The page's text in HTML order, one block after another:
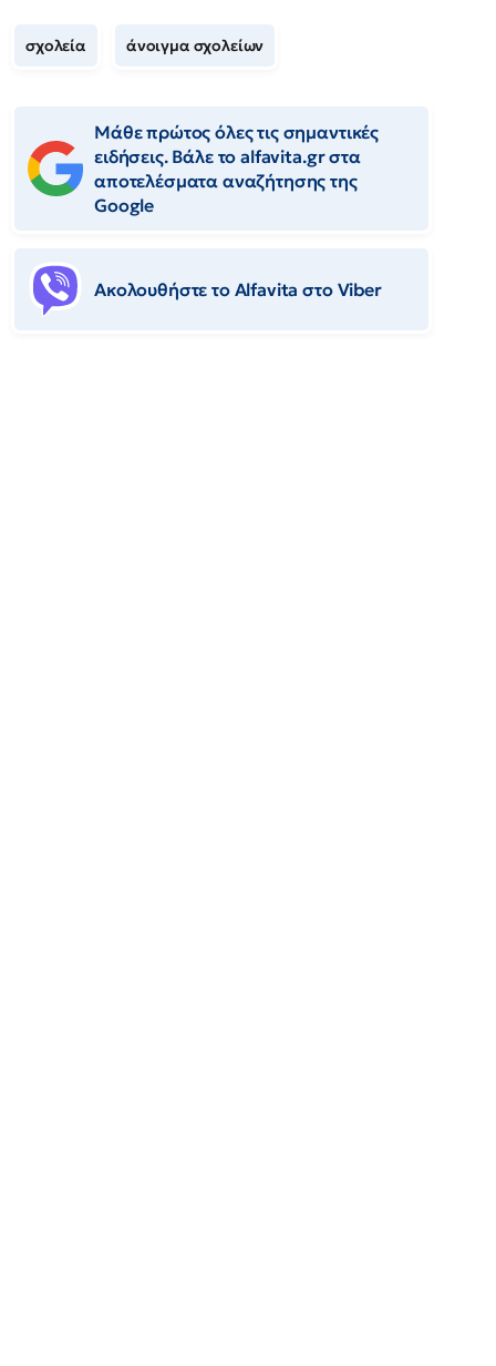
σχολεία άνοιγμα σχολείων
Μάθε πρώτος όλες τις σημαντικές
ειδήσεις. Βάλε το alfavita.gr στα
αποτελέσματα αναζήτησης της
Google
Ακολουθήστε το Αlfavita στο Viber